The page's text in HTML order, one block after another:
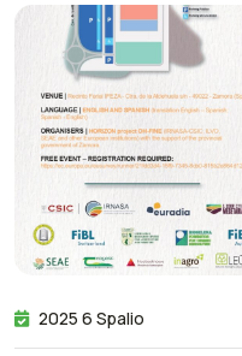
2025 6 Spalio